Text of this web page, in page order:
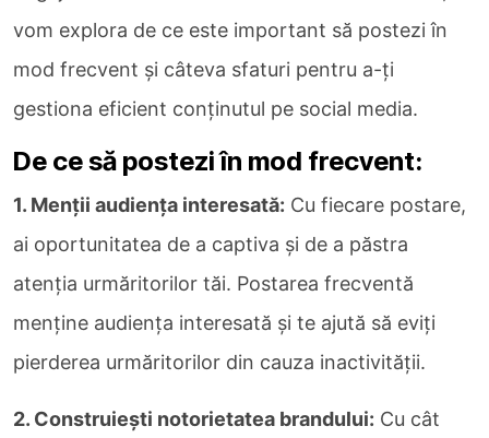
vom explora de ce este important să postezi în
mod frecvent și câteva sfaturi pentru a-ți
gestiona eficient conținutul pe social media.
De ce să postezi în mod frecvent:
1. Menții audiența interesată: Cu fiecare postare,
ai oportunitatea de a captiva și de a păstra
atenția urmăritorilor tăi. Postarea frecventă
menține audiența interesată și te ajută să eviți
pierderea urmăritorilor din cauza inactivității.
2. Construiești notorietatea brandului: Cu cât